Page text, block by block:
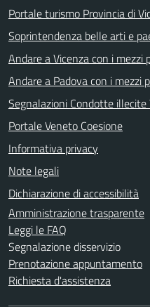
Portale turismo Provincia di
Soprintendenza belle arti e
Andare a Vicenza con i mezzi
Andare a Padova con i mezzi
Segnalazioni Condotte
Portale Veneto Coesione
Informativa privacy
Note legali
Dichiarazione di accessibilità
Amministrazione trasparente
Leggi le FAQ
Segnalazione disservizio
Prenotazione appuntamento
Richiesta d'assistenza